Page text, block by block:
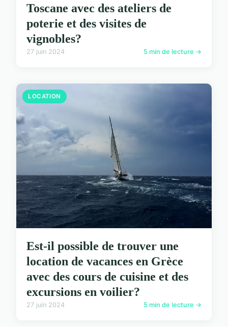
Toscane avec des ateliers de
poterie et des visites de
vignobles?
27 juin 2024 5 min de lecture →
LOCATION
Est-il possible de trouver une
location de vacances en Grèce
avec des cours de cuisine et des
excursions en voilier?
27 juin 2024 5 min de lecture →